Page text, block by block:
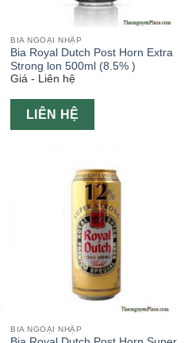
BIA NGOẠI NHẬP
Bia Royal Dutch Post Horn Extra
Strong lon 500ml (8.5% )
Giá - Liên hệ
LIÊN HỆ
BIA NGOẠI NHẬP